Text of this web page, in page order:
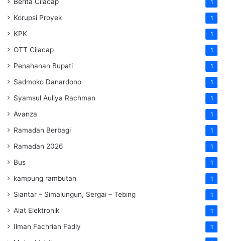
1
Korupsi Proyek 1
KPK 1
OTT Cilacap 1
Penahanan Bupati 1
Sadmoko Danardono 1
Syamsul Auliya Rachman 1
Avanza 1
Ramadan Berbagi 1
Ramadan 2026 1
Bus 1
kampung rambutan 1
Siantar – Simalungun, Sergai – Tebing 1
Alat Elektronik 1
Ilman Fachrian Fadly 1